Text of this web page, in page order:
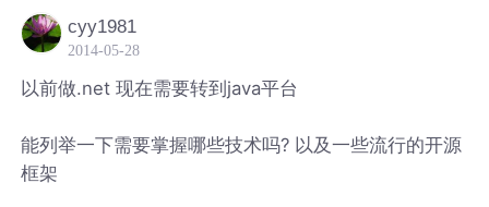
cyy1981
2014-05-28
以前做.net 现在需要转到java平台
能列举一下需要掌握哪些技术吗? 以及一些流行的开源
框架